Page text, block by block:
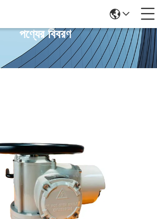
পণ্যের বিবরণ